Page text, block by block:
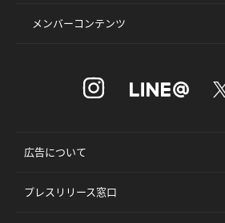
メンバーコンテンツ
広告について
プレスリリース窓口